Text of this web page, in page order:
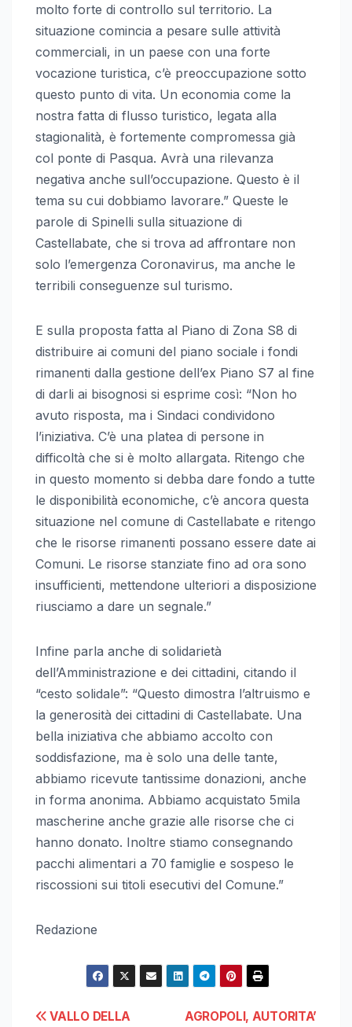
molto forte di controllo sul territorio. La
situazione comincia a pesare sulle attività
commerciali, in un paese con una forte
vocazione turistica, c’è preoccupazione sotto
questo punto di vita. Un economia come la
nostra fatta di flusso turistico, legata alla
stagionalità, è fortemente compromessa già
col ponte di Pasqua. Avrà una rilevanza
negativa anche sull’occupazione. Questo è il
tema su cui dobbiamo lavorare.” Queste le
parole di Spinelli sulla situazione di
Castellabate, che si trova ad affrontare non
solo l’emergenza Coronavirus, ma anche le
terribili conseguenze sul turismo.
E sulla proposta fatta al Piano di Zona S8 di
distribuire ai comuni del piano sociale i fondi
rimanenti dalla gestione dell’ex Piano S7 al fine
di darli ai bisognosi si esprime così: “Non ho
avuto risposta, ma i Sindaci condividono
l’iniziativa. C’è una platea di persone in
difficoltà che si è molto allargata. Ritengo che
in questo momento si debba dare fondo a tutte
le disponibilità economiche, c’è ancora questa
situazione nel comune di Castellabate e ritengo
che le risorse rimanenti possano essere date ai
Comuni. Le risorse stanziate fino ad ora sono
insufficienti, mettendone ulteriori a disposizione
riusciamo a dare un segnale.”
Infine parla anche di solidarietà
dell’Amministrazione e dei cittadini, citando il
“cesto solidale”: “Questo dimostra l’altruismo e
la generosità dei cittadini di Castellabate. Una
bella iniziativa che abbiamo accolto con
soddisfazione, ma è solo una delle tante,
abbiamo ricevute tantissime donazioni, anche
in forma anonima. Abbiamo acquistato 5mila
mascherine anche grazie alle risorse che ci
hanno donato. Inoltre stiamo consegnando
pacchi alimentari a 70 famiglie e sospeso le
riscossioni sui titoli esecutivi del Comune.”
Redazione
AGROPOLI, AUTORITA’
VALLO DELLA